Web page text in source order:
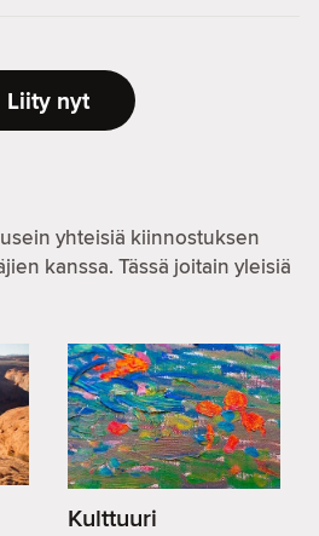
Liity nyt
yhteisiä kiinnostuksen
kanssa. Tässä joitain yleisiä
Kulttuuri